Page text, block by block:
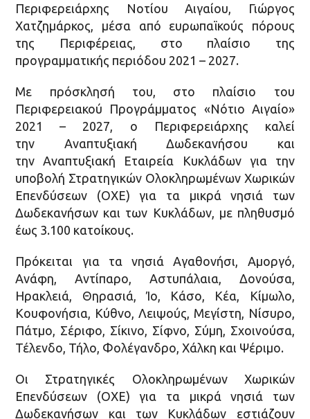
Περιφερειάρχης Νοτίου Αιγαίου, Γιώργος
Χατζημάρκος, μέσα από ευρωπαϊκούς πόρους
της Περιφέρειας, στο πλαίσιο της
προγραμματικής περιόδου 2021 – 2027.
Με πρόσκλησή του, στο πλαίσιο του
Περιφερειακού Προγράμματος «Νότιο Αιγαίο»
2021 – 2027, ο Περιφερειάρχης καλεί
την Αναπτυξιακή Δωδεκανήσου και
την Αναπτυξιακή Εταιρεία Κυκλάδων για την
υποβολή Στρατηγικών Ολοκληρωμένων Χωρικών
Επενδύσεων (ΟΧΕ) για τα μικρά νησιά των
Δωδεκανήσων και των Κυκλάδων, με πληθυσμό
έως 3.100 κατοίκους.
Πρόκειται για τα νησιά Αγαθονήσι, Αμοργό,
Ανάφη, Αντίπαρο, Αστυπάλαια, Δονούσα,
Ηρακλειά, Θηρασιά, Ίο, Κάσο, Κέα, Κίμωλο,
Κουφονήσια, Κύθνο, Λειψούς, Μεγίστη, Νίσυρο,
Πάτμο, Σέριφο, Σίκινο, Σίφνο, Σύμη, Σχοινούσα,
Τέλενδο, Τήλο, Φολέγανδρο, Χάλκη και Ψέριμο.
Οι Στρατηγικές Ολοκληρωμένων Χωρικών
Επενδύσεων (ΟΧΕ) για τα μικρά νησιά των
Δωδεκανήσων και των Κυκλάδων εστιάζουν